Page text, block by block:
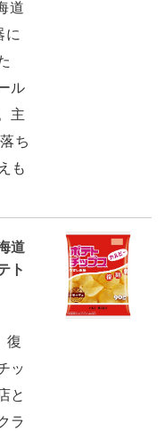
道
に
ル
主
ち
も
道
ト
復
ッ
と
ラ